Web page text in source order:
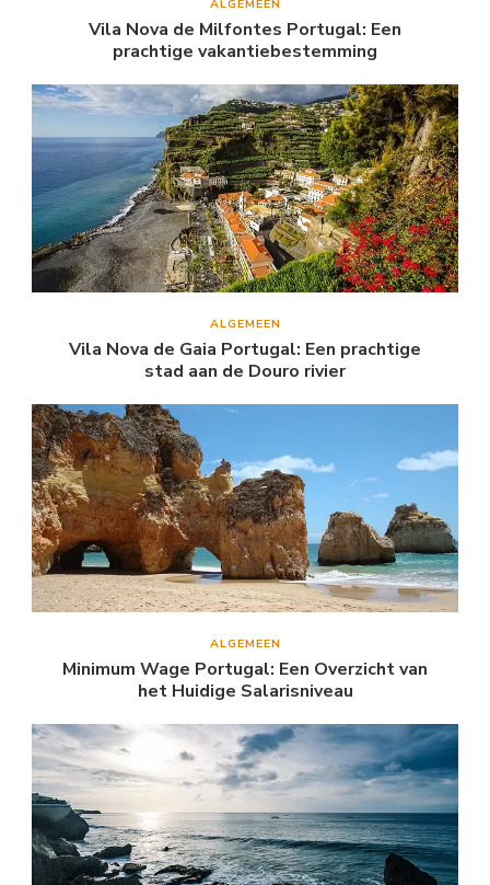
ALGEMEEN
Vila Nova de Milfontes Portugal: Een
prachtige vakantiebestemming
ALGEMEEN
Vila Nova de Gaia Portugal: Een prachtige
stad aan de Douro rivier
ALGEMEEN
Minimum Wage Portugal: Een Overzicht van
het Huidige Salarisniveau